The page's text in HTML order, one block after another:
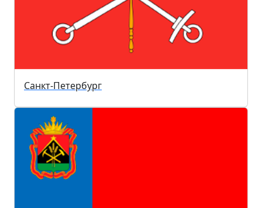
Санкт-Петербург